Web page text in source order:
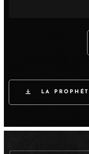
LA